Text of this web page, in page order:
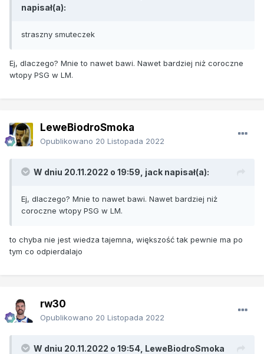
napisał(a):
straszny smuteczek
Ej, dlaczego? Mnie to nawet bawi. Nawet bardziej niż coroczne
wtopy PSG w LM.
LeweBiodroSmoka
Opublikowano 20 Listopada 2022
W dniu 20.11.2022 o 19:59, jack napisał(a):
Ej, dlaczego? Mnie to nawet bawi. Nawet bardziej niż
coroczne wtopy PSG w LM.
to chyba nie jest wiedza tajemna, większość tak pewnie ma po
tym co odpierdalajo
rw30
Opublikowano 20 Listopada 2022
W dniu 20.11.2022 o 19:54, LeweBiodroSmoka